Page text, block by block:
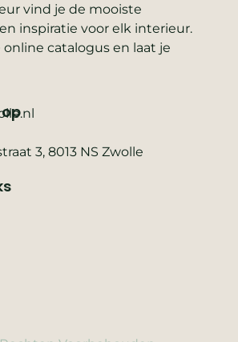
vind je de mooiste
inspiratie voor elk interieur.
online catalogus en laat je
3, 8013 NS Zwolle